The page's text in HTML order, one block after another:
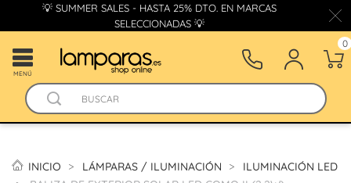
💡 SUMMER SALES - HASTA 25% DTO. EN MARCAS
SELECCIONADAS 💡
MENÚ
0
INICIO LÁMPARAS / ILUMINACIÓN
ILUMINACIÓN LED